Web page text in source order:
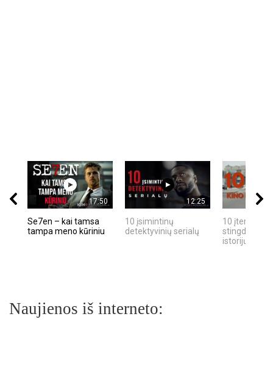
17:50
Se7en – kai tamsa
tampa meno kūriniu
12:25
10 įsimintinų
detektyvinių serialų
10 įtemptų,
stingdančių
istorijų
Naujienos iš interneto: